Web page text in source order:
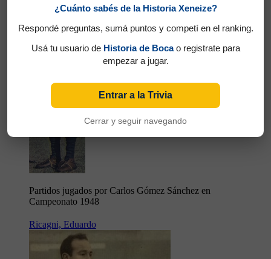
Partidos jugados por Carlos Gómez Sánchez en
Campeonato 1948
Ricagni, Eduardo
¿Cuánto sabés de la Historia Xeneize?
Respondé preguntas, sumá puntos y competí en el ranking.
Usá tu usuario de Historia de Bocao registrate para
empezar a jugar.
Entrar a la Trivia
Cerrar y seguir navegando